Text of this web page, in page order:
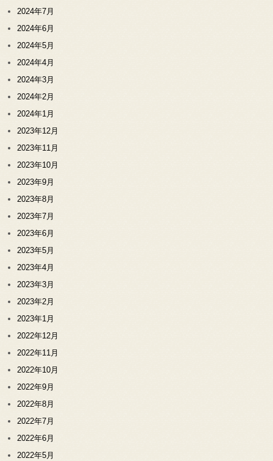
2024年7月
2024年6月
2024年5月
2024年4月
2024年3月
2024年2月
2024年1月
2023年12月
2023年11月
2023年10月
2023年9月
2023年8月
2023年7月
2023年6月
2023年5月
2023年4月
2023年3月
2023年2月
2023年1月
2022年12月
2022年11月
2022年10月
2022年9月
2022年8月
2022年7月
2022年6月
2022年5月